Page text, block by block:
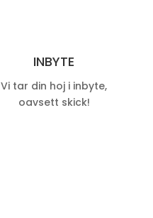
INBYTE
Vi tar din hoj i inbyte,
oavsett skick!